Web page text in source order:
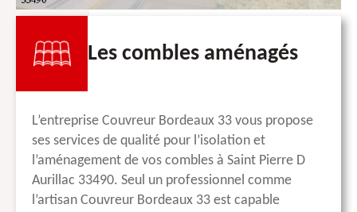
Les combles aménagés
L’entreprise Couvreur Bordeaux 33 vous propose
ses services de qualité pour l’isolation et
l’aménagement de vos combles à Saint Pierre D
Aurillac 33490. Seul un professionnel comme
l’artisan Couvreur Bordeaux 33 est capable